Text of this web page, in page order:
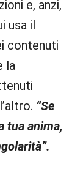
e, anzi,
usa il
contenuti
la
“Se
tua anima,